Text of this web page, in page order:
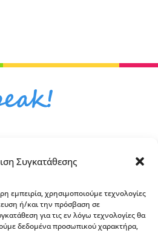
Συγκατάθεσης
εμπειρία, χρησιμοποιούμε τεχνολογίες
ή/και την πρόσβαση σε
για τις εν λόγω τεχνολογίες θα
δεδομένα προσωπικού χαρακτήρα,